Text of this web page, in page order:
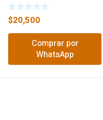
$20,500
Comprar por
WhatsApp